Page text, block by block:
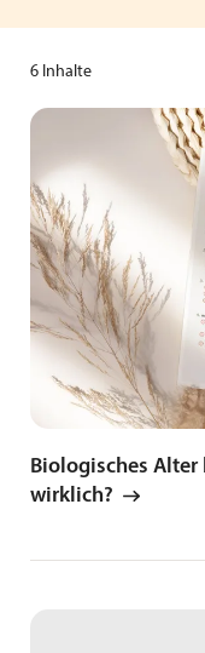
6 Inhalte
Biologisches Alter
wirklich?